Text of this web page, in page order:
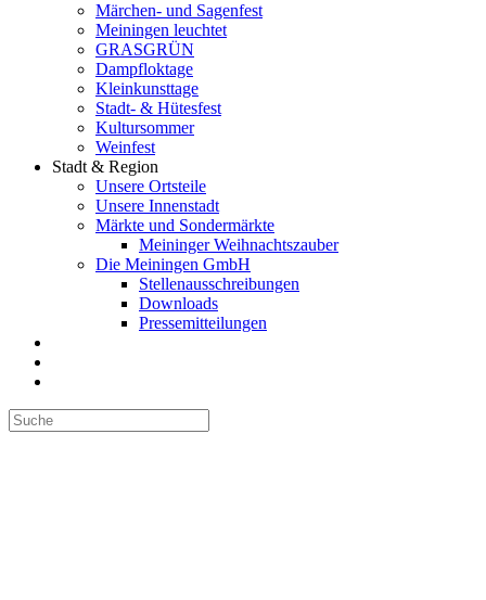
Märchen- und Sagenfest
Meiningen leuchtet
GRASGRÜN
Dampfloktage
Kleinkunsttage
Stadt- & Hütesfest
Kultursommer
Weinfest
Stadt & Region
Unsere Ortsteile
Unsere Innenstadt
Märkte und Sondermärkte
Meininger Weihnachtszauber
Die Meiningen GmbH
Stellenausschreibungen
Downloads
Pressemitteilungen